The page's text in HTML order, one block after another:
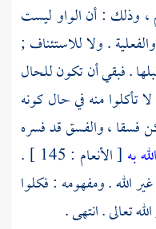
وذلك : أن الواو ليست
. ولا للاستئناف ;
. فبقي أن تكون للحال
تأكلوا منه في حال كونه
فسقا ، والفسق قد فسره
به
[ الأنعام : 145 ] .
الله . ومفهومه : فكلوا
تعالى . انتهى .